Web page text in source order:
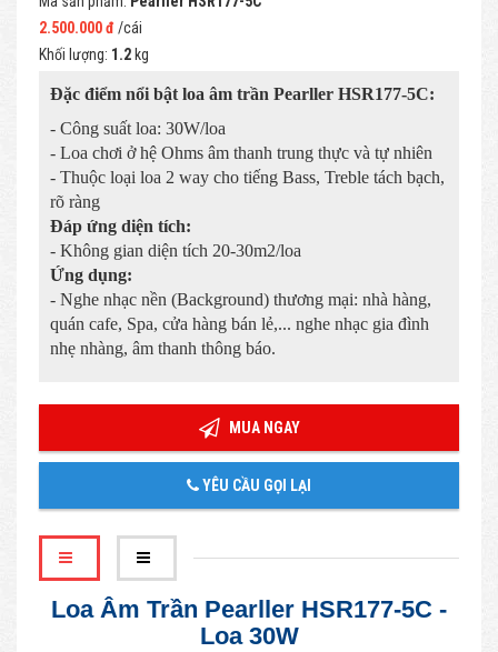
2.500.000 đ /cái
Khối lượng: 1.2 kg
Đặc điểm nổi bật loa âm trần Pearller HSR177-5C:
- Công suất loa: 30W/loa
- Loa chơi ở hệ Ohms âm thanh trung thực và tự nhiên
- Thuộc loại loa 2 way cho tiếng Bass, Treble tách bạch,
rõ ràng
Đáp ứng diện tích:
- Không gian diện tích 20-30m2/loa
Ứng dụng:
- Nghe nhạc nền (Background) thương mại: nhà hàng,
quán cafe, Spa, cửa hàng bán lẻ,... nghe nhạc gia đình
nhẹ nhàng, âm thanh thông báo.
MUA NGAY
YÊU CẦU GỌI LẠI
Loa Âm Trần Pearller HSR177-5C -
Loa 30W